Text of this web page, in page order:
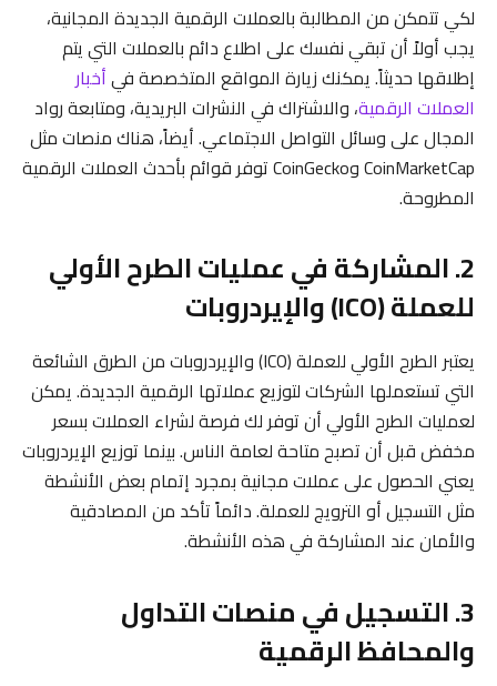
لكي تتمكن من المطالبة بالعملات الرقمية الجديدة المجانية،
يجب أولاً أن تبقي نفسك على اطلاع دائم بالعملات التي يتم
إطلاقها حديثاً. يمكنك زيارة المواقع المتخصصة فيأخبار
العملات الرقمية، والاشتراك في النشرات البريدية، ومتابعة رواد
المجال على وسائل التواصل الاجتماعي. أيضاً، هناك منصات مثل
CoinMarketCap وCoinGecko توفر قوائم بأحدث العملات الرقمية
المطروحة.
2. المشاركة في عمليات الطرح الأولي
للعملة (ICO) والإيردروبات
يعتبر الطرح الأولي للعملة (ICO) والإيردروبات من الطرق الشائعة
التي تستعملها الشركات لتوزيع عملاتها الرقمية الجديدة. يمكن
لعمليات الطرح الأولي أن توفر لك فرصة لشراء العملات بسعر
مخفض قبل أن تصبح متاحة لعامة الناس. بينما توزيع الإيردروبات
يعني الحصول على عملات مجانية بمجرد إتمام بعض الأنشطة
مثل التسجيل أو الترويج للعملة. دائماً تأكد من المصادقية
والأمان عند المشاركة في هذه الأنشطة.
3. التسجيل في منصات التداول
والمحافظ الرقمية